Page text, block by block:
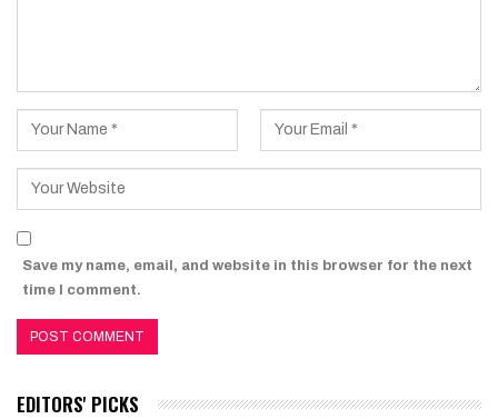
Save my name, email, and website in this browser for the next
time I comment.
EDITORS' PICKS